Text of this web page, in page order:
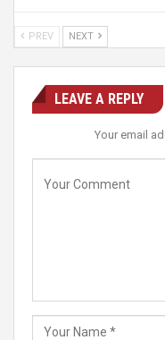
PREV NEXT
LEAVE A REPLY
Your email